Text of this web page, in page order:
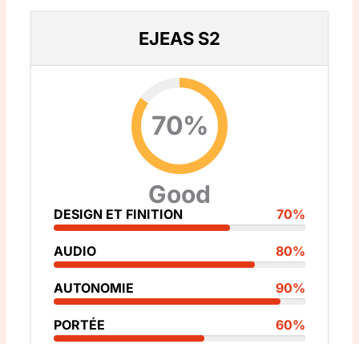
EJEAS S2
70%
Good
DESIGN ET FINITION 70%
AUDIO 80%
AUTONOMIE 90%
PORTÉE 60%